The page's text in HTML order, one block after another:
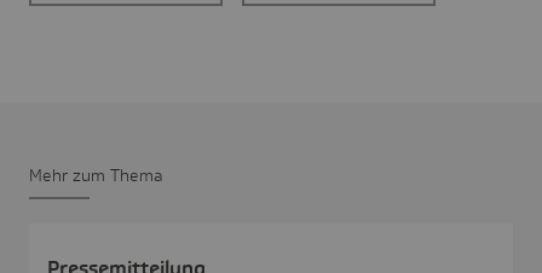
Mehr zum Thema
Pres­se­mit­tei­lung